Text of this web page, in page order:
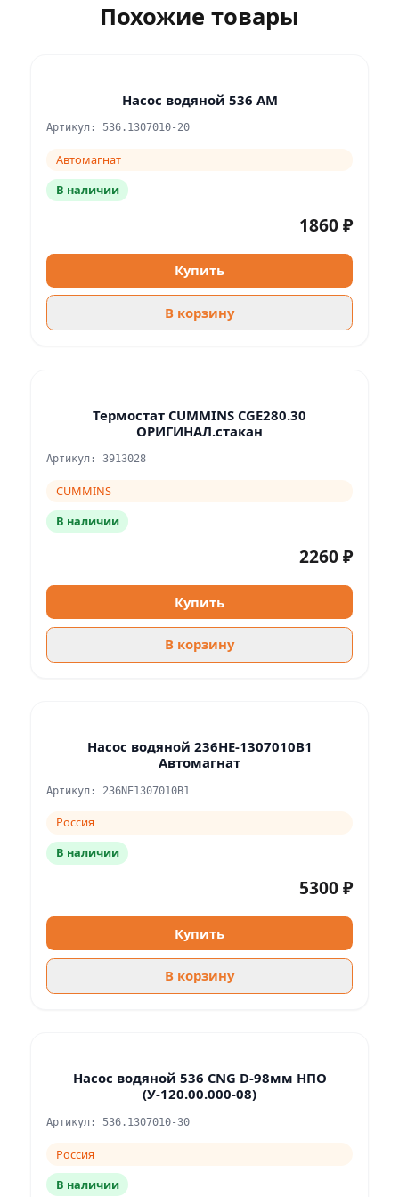
Похожие товары
Насос водяной 536 АМ
Артикул: 536.1307010-20
Автомагнат
В наличии
1860 ₽
Купить
В корзину
Термостат CUMMINS CGE280.30
ОРИГИНАЛ.стакан
Артикул: 3913028
CUMMINS
В наличии
2260 ₽
Купить
В корзину
Насос водяной 236HE-1307010B1
Автомагнат
Артикул: 236NE1307010B1
Россия
В наличии
5300 ₽
Купить
В корзину
Насос водяной 536 CNG D-98мм НПО
(У-120.00.000-08)
Артикул: 536.1307010-30
Россия
В наличии